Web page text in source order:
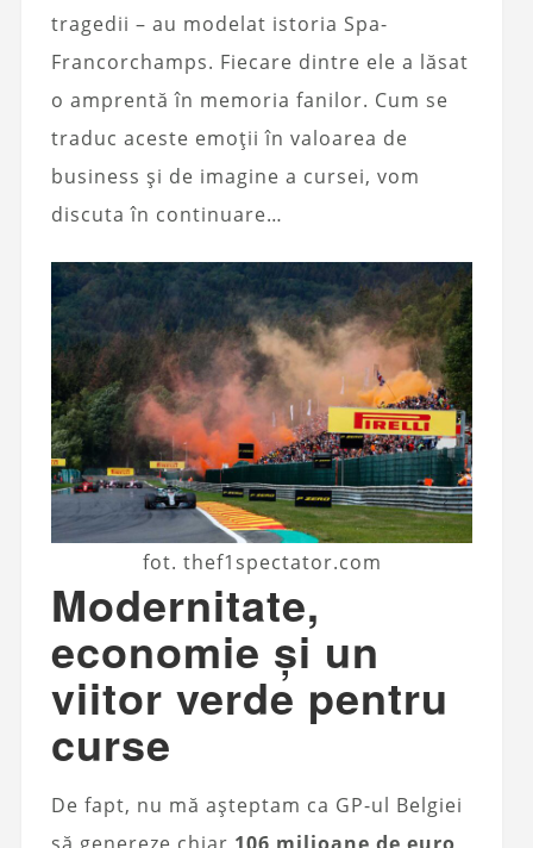
tragedii – au modelat istoria Spa-
Francorchamps. Fiecare dintre ele a lăsat
o amprentă în memoria fanilor. Cum se
traduc aceste emoții în valoarea de
business și de imagine a cursei, vom
discuta în continuare…
fot. thef1spectator.com
Modernitate,
economie și un
viitor verde pentru
curse
De fapt, nu mă așteptam ca GP-ul Belgiei